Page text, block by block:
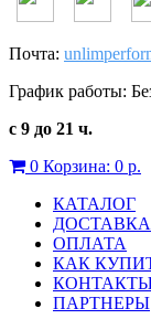
Почта:
График работы:
с 9 до 21 ч.
0 Корзина: 0 р.
КАТАЛОГ
ДОСТАВКА
ОПЛАТА
КАК
ПАРТНЕРЫ